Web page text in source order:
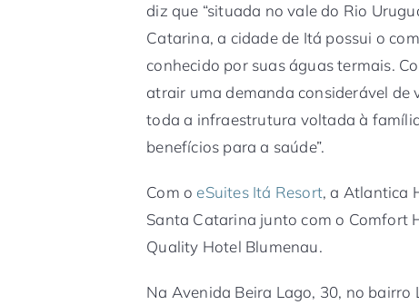
diz que “situada no vale do Rio
Catarina, a cidade de Itá possui o
conhecido por suas águas termais.
atrair uma demanda considerável
toda a infraestrutura voltada à
benefícios para a saúde”.
Com o eSuites Itá Resort, a Atlantica
Santa Catarina junto com o Comfort
Quality Hotel Blumenau.
Na Avenida Beira Lago, 30, no